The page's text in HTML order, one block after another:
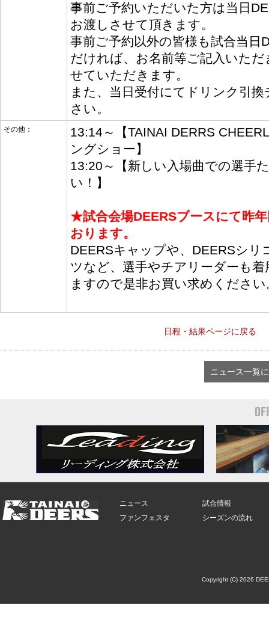
事前ご予約いただいた方は当日
お渡しさせて頂きます。
事前ご予約以外の皆様も試合当日
だければ、お名前等ご記入いた
せていただきます。
また、当日受付にてドリンク引
さい。
その他：
13:14～【TAINAI DERRS
ングショー】
13:20～【新しい入場曲での選手
い！】
★試合会場DEERSブースにて昨
おります。
DEERSキャップや、DEERSシ
ツなど、選手やチアリーダーも
ますので是非お買い求めください
日程・結果ページに戻る
ニュース一覧
ニュース
ファンフェスタ
試合情報
シーズンの流れ
Copyright (C) 2026